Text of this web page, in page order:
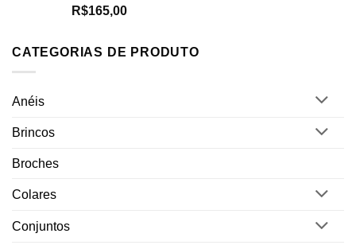
Avaliação
R$165,00
CATEGORIAS DE PRODUTO
Anéis
Brincos
Broches
Colares
Conjuntos